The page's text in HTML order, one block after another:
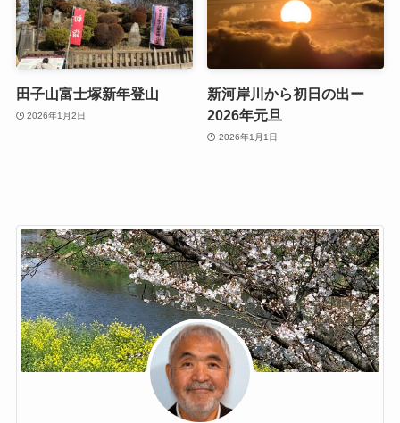
田子山富士塚新年登山
2026年1月2日
新河岸川から初日の出ー
2026年元旦
2026年1月1日